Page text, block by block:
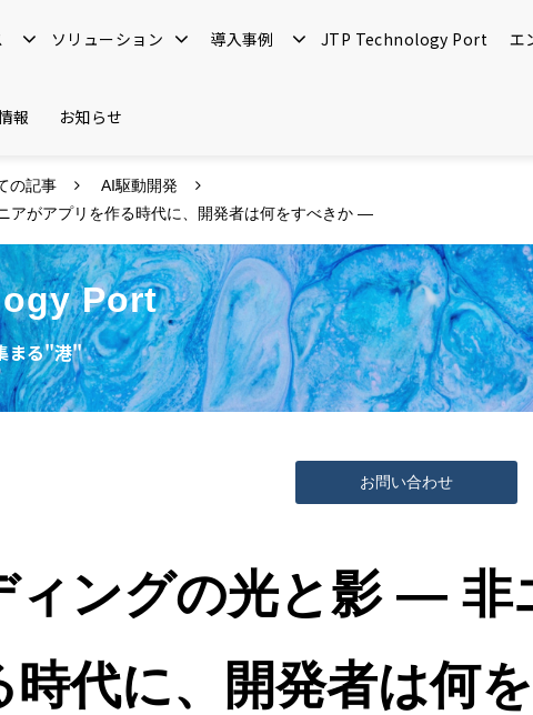
ソリューション 導入事例 JTP Technology Port エ
報 お知らせ
の記事
AI駆動開発
アがアプリを作る時代に、開発者は何をすべきか ―
Port
まる"港"
お問い合わせ
ィングの光と影 ― 非
時代に、開発者は何